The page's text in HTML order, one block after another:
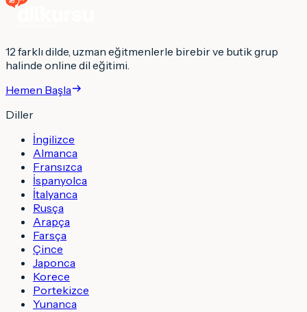
12 farklı dilde, uzman eğitmenlerle birebir ve butik grup
halinde online dil eğitimi.
Hemen Başla
Diller
İngilizce
Almanca
Fransızca
İspanyolca
İtalyanca
Rusça
Arapça
Farsça
Çince
Japonca
Korece
Portekizce
Yunanca